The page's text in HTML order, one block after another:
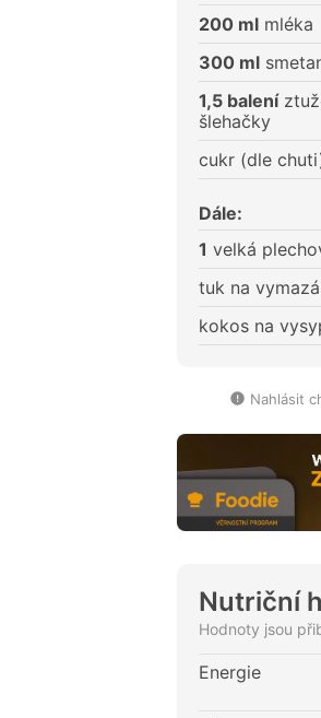
200 ml mléka
300 ml
1,5 balení
šlehačky
cukr (dle
Dále:
1 velká
tuk na
kokos na
Nahlásit
Nutriční
Hodnoty jsou
Energie